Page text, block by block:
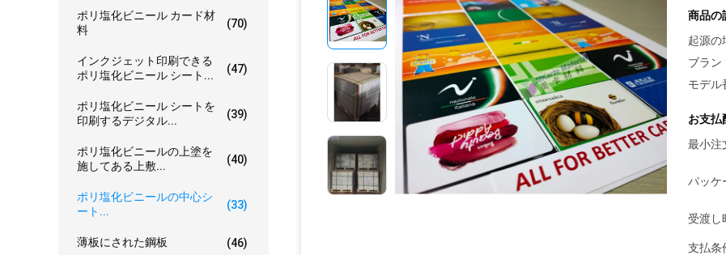
ポリ塩化ビニール カード材
料
(70)
インクジェット印刷できる
ポリ塩化ビニール シート...
(47)
ポリ塩化ビニール シートを
印刷するデジタル...
(39)
ポリ塩化ビニールの上塗を
施してある上敷...
(40)
ポリ塩化ビニールの中心シ
ート...
(33)
薄板にされた鋼板 (46)
商品の
起源の
ブラン
モデル
お支払
最小注
パッケ
受渡し
支払条